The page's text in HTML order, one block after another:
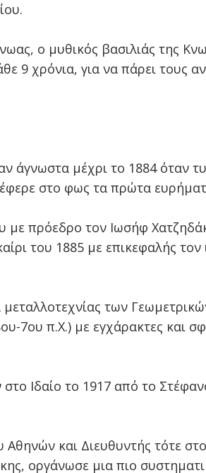
ο μυθικός βασιλιάς της
9 χρόνια, για να πάρει τους
άγνωστα μέχρι το 1884 όταν
στο φως τα πρώτα
με πρόεδρο τον Ιωσήφ
του 1885 με επικεφαλής τον
των
7ου π.Χ.) με εγχάρακτες και
Ιδαίο το 1917 από το
και Διευθυντής τότε
οργάνωσε μια πιο